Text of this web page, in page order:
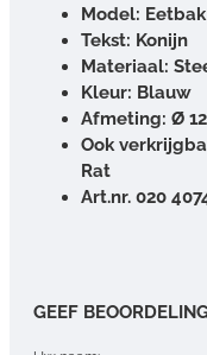
Model:
Tekst: Konijn
Materiaal:
Kleur: Blauw
Afmeting: Ø
Ook
Rat
Art.nr. 020
GEEF